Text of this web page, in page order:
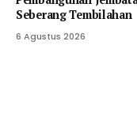
Seberang Tembilahan
6 Agustus 2026